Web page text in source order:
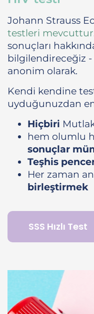
Johann Strauss
testleri mevcuttur
sonuçları
bilgilendireceğiz
anonim olarak.
Kendi kendine
uyduğunuzdan
Hiçbiri
hem olumlu
sonuçlar
Teşhis
Her zaman
birleştirmek
SSS Hızlı Test